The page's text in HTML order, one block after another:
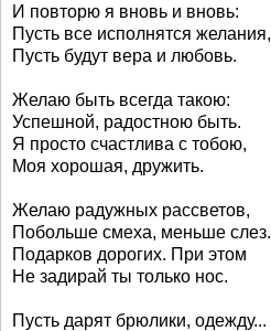
И повторю я вновь и вновь:
Пусть все исполнятся желания,
Пусть будут вера и любовь.
Желаю быть всегда такою:
Успешной, радостною быть.
Я просто счастлива с тобою,
Моя хорошая, дружить.
Желаю радужных рассветов,
Побольше смеха, меньше слез.
Подарков дорогих. При этом
Не задирай ты только нос.
Пусть дарят брюлики, одежду...